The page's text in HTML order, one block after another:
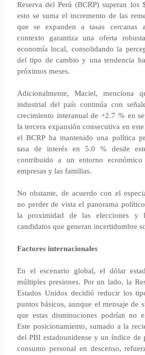
Reserva del Perú (BCRP) superan los
esto se suma el incremento de las
que se expanden a tasas cercanas
contexto garantiza una oferta
economía local, consolidando la
del tipo de cambio y una tendencia
próximos meses.
Adicionalmente, Maciel, menciona
industrial del país continúa con
crecimiento interanual de +2.7 % en
la tercera expansión consecutiva en
el BCRP ha mantenido una política
tasa de interés en 5.0 % desde
contribuido a un entorno
empresas y las familias.
No obstante, de acuerdo con el
no perder de vista el panorama
la proximidad de las elecciones y
candidatos que generan incertidumbre
Factores internacionales
En el escenario global, el dólar
múltiples presiones. Por un lado, la
Estados Unidos decidió reducir los
puntos básicos, aunque el mensaje de
que estas disminuciones podrían no
Este posicionamiento, sumado a la
del PBI estadounidense y un índice de
consumo personal en descenso,